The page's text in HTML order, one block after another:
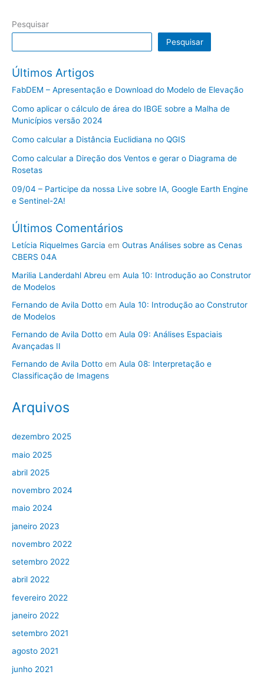
Pesquisar
Pesquisar
Últimos Artigos
FabDEM – Apresentação e Download do Modelo de Elevação
Como aplicar o cálculo de área do IBGE sobre a Malha de
Municípios versão 2024
Como calcular a Distância Euclidiana no QGIS
Como calcular a Direção dos Ventos e gerar o Diagrama de
Rosetas
09/04 – Participe da nossa Live sobre IA, Google Earth Engine
e Sentinel-2A!
Últimos Comentários
Letícia Riquelmes Garcia em Outras Análises sobre as Cenas
CBERS 04A
Marilia Landerdahl Abreu em Aula 10: Introdução ao Construtor
de Modelos
Fernando de Avila Dotto em Aula 10: Introdução ao Construtor
de Modelos
Fernando de Avila Dotto em Aula 09: Análises Espaciais
Avançadas II
Fernando de Avila Dotto em Aula 08: Interpretação e
Classificação de Imagens
Arquivos
dezembro 2025
maio 2025
abril 2025
novembro 2024
maio 2024
janeiro 2023
novembro 2022
setembro 2022
abril 2022
fevereiro 2022
janeiro 2022
setembro 2021
agosto 2021
junho 2021